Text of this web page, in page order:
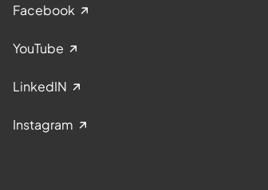
Facebook
YouTube
LinkedIN
Instagram